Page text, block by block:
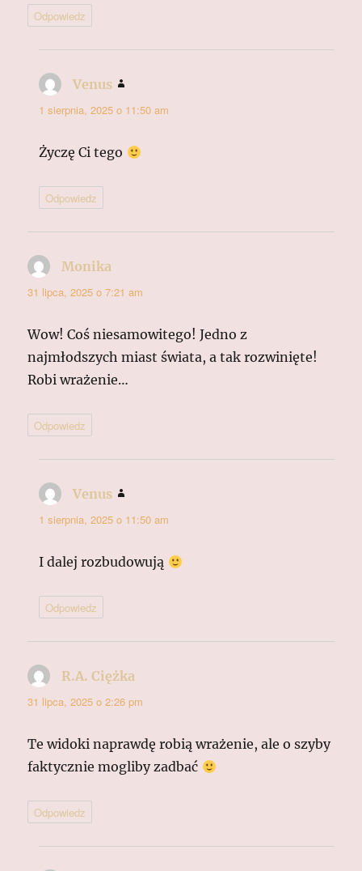
Odpowiedz
Venus
1 sierpnia, 2025 o 11:50 am
Życzę Ci tego
Odpowiedz
Monika
31 lipca, 2025 o 7:21 am
Wow! Coś niesamowitego! Jedno z
najmłodszych miast świata, a tak rozwinięte!
Robi wrażenie…
Odpowiedz
Venus
1 sierpnia, 2025 o 11:50 am
I dalej rozbudowują
Odpowiedz
R.A. Ciężka
31 lipca, 2025 o 2:26 pm
Te widoki naprawdę robią wrażenie, ale o szyby
faktycznie mogliby zadbać
Odpowiedz